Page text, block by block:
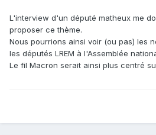
L'interview d'un député matheux me
proposer ce thème.
Nous pourrions ainsi voir (ou pas) les
les députés LREM à l'Assemblée
Le fil Macron serait ainsi plus centré